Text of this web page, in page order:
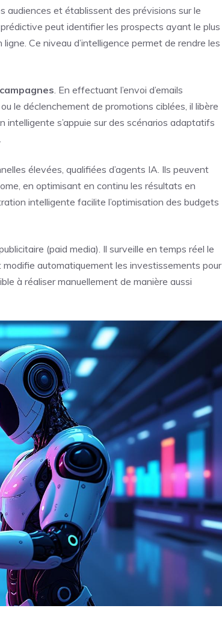
et établissent des prévisions sur le
peut identifier les prospects ayant le plus
Ce niveau d’intelligence permet de rendre les
. En effectuant l’envoi d’emails
le déclenchement de promotions ciblées, il libère
s’appuie sur des scénarios adaptatifs
élevées, qualifiées d’agents IA. Ils peuvent
en optimisant en continu les résultats en
intelligente facilite l’optimisation des budgets
(paid media). Il surveille en temps réel le
automatiquement les investissements pour
à réaliser manuellement de manière aussi